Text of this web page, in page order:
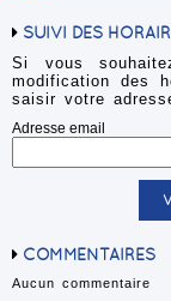
SUIVI DES
Si vous
modification des
saisir votre
Adresse email
COMMENTAIRES
Aucun commentaire